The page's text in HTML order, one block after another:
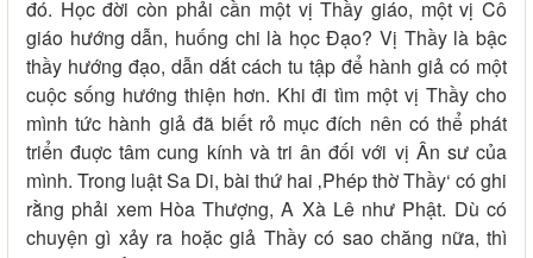
đó. Học đời còn phải cần một vị Thầy giáo, một vị Cô
giáo hướng dẫn, huống chi là học Đạo? Vị Thầy là bậc
thầy hướng đạo, dẫn dắt cách tu tập để hành giả có một
cuộc sống hướng thiện hơn. Khi đi tìm một vị Thầy cho
mình tức hành giả đã biết rỏ mục đích nên có thể phát
triển đuợc tâm cung kính và tri ân đối với vị Ân sư của
mình. Trong luật Sa Di, bài thứ hai ‚Phép thờ Thầy‘ có ghi
rằng phải xem Hòa Thượng, A Xà Lê như Phật. Dù có
chuyện gì xảy ra hoặc giả Thầy có sao chăng nữa, thì